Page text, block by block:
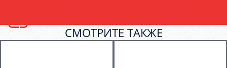
СМОТРИТЕ ТАКЖЕ